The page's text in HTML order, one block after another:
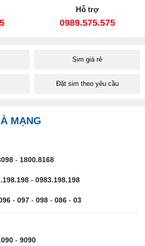
Hỗ trợ
0989.575.575
Sim giá rẻ
Đặt sim theo yêu cầu
MẠNG
- 1800.8168
- 0983.198.198
- 097 - 098 - 086 - 03
- 9090